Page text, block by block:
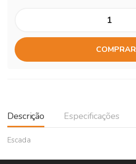
COMPRAR
Descrição Especificações
Escada